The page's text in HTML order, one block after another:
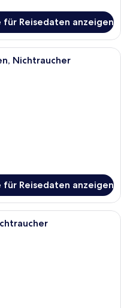
für Reisedaten anzeigen
Hotelzimmer mit zwei Betten,
Nichtraucher
für Reisedaten anzeigen
Hotelzimmer mit einem großen